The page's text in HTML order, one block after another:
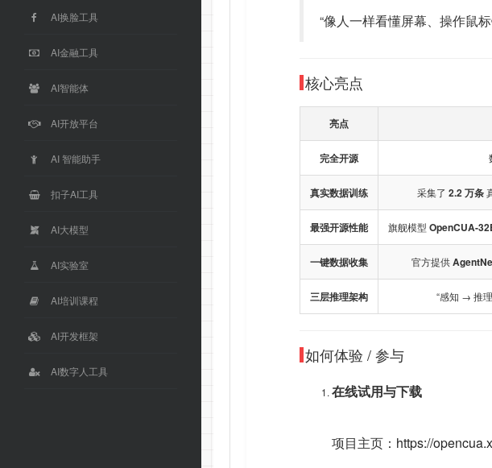
AI换脸工具
AI金融工具
AI智能体
AI开放平台
AI 智能助手
扣子AI工具
AI大模型
AI实验室
AI培训课程
AI开发框架
AI数字人工具
“像人一样看懂屏幕、操作鼠
核心亮点
亮点
完全开源
真实数据训练 采集了 2.2 万条
最强开源性能 旗舰模型 OpenCUA-
一键数据收集 官方提供
三层推理架构 “感知 → 推
如何体验 / 参与
在线试用与下载
项目主页： https://